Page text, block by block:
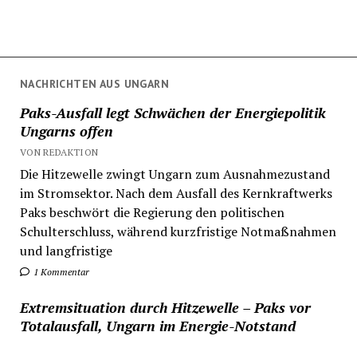
NACHRICHTEN AUS UNGARN
Paks-Ausfall legt Schwächen der Energiepolitik
Ungarns offen
VON REDAKTION
Die Hitzewelle zwingt Ungarn zum Ausnahmezustand
im Stromsektor. Nach dem Ausfall des Kernkraftwerks
Paks beschwört die Regierung den politischen
Schulterschluss, während kurzfristige Notmaßnahmen
und langfristige
1 Kommentar
Extremsituation durch Hitzewelle – Paks vor
Totalausfall, Ungarn im Energie-Notstand